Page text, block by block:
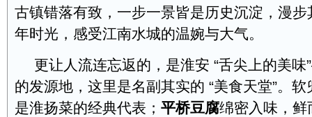
古镇错落有致，一步一景皆是历史沉淀，漫
年时光，感受江南水城的温婉与大气。
更让人流连忘返的，是淮安 “舌尖上的美
的发源地，这里是名副其实的 “美食天堂”。
是淮扬菜的经典代表； 平桥豆腐绵密入味，鲜